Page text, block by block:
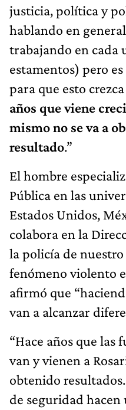
justicia, política y
hablando en
trabajando en cada
estamentos) pero
para que esto
años que viene
mismo no se va a
resultado.”
El hombre
Pública en las
Estados Unidos,
colabora en la
la policía de
fenómeno violento
afirmó que
van a alcanzar
“Hace años que las
van y vienen a
obtenido
de seguridad hacen